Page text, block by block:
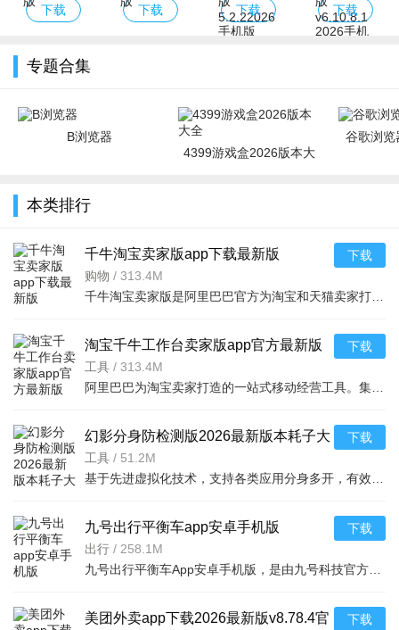
下载2026最新
下载
通)app安卓手
下载
服务平台下载
官方2026安卓
下载
app(九号出
行)下载官方
下载
专题合集
B浏览器
4399游戏盒2026版本大
谷歌浏览
本类排行
千牛淘宝卖家版app下载最新版
9.8.6062026手机版
购物 / 313.4M
下载
淘宝千牛工作台卖家版app官方最新版
9.8.606 2026手机版
工具 / 313.4M
下载
幻影分身防检测版2026最新版本耗子大
神版5.2.10.2026防检测版
工具 / 51.2M
下载
九号出行平衡车app安卓手机版
v6.10.8.1 2026安卓手机版
出行 / 258.1M
下载
美团外卖app下载2026最新版v8.78.4官
下载